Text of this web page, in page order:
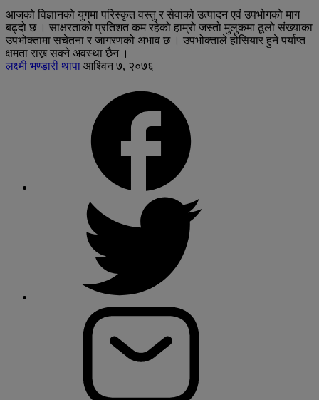
आजको विज्ञानको युगमा परिस्कृत वस्तु र सेवाको उत्पादन एवं उपभोगको माग
बढ्दो छ । साक्षरताको प्रतिशत कम रहेको हाम्रो जस्तो मुलुकमा ठूलो संख्याका
उपभोक्तामा सचेतना र जागरणको अभाव छ । उपभोक्ताले होसियार हुने पर्याप्त
क्षमता राख्न सक्ने अवस्था छैन ।
लक्ष्मी भण्डारी थापा आश्विन ७, २०७६